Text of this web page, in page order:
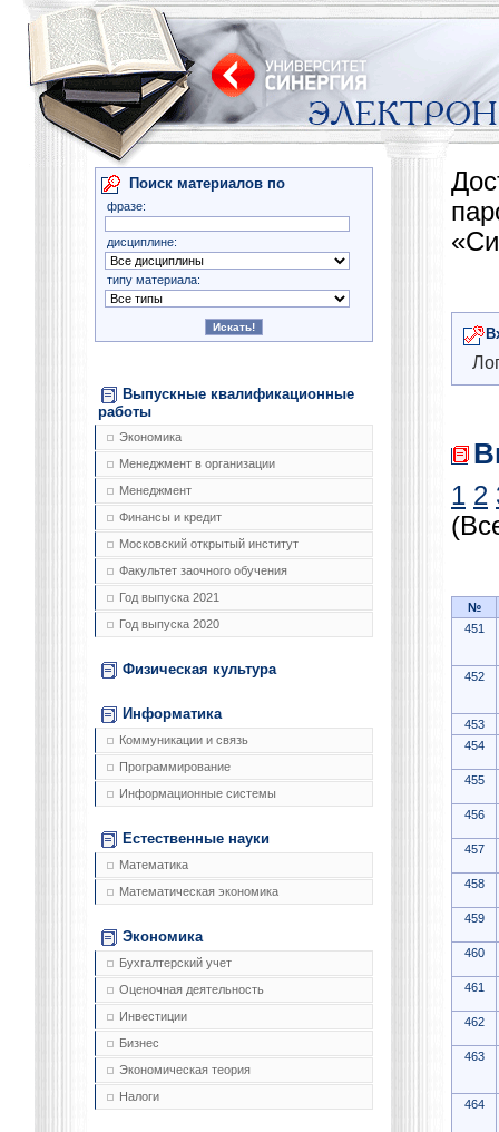
Поиск материалов по
фразе:
дисциплине:
типу материала:
Выпускные квалификационные
работы
Экономика
Менеджмент в организации
Менеджмент
Финансы и кредит
Московский открытый институт
Факультет заочного обучения
Год выпуска 2021
Год выпуска 2020
Физическая культура
Информатика
Коммуникации и связь
Программирование
Информационные системы
Естественные науки
Математика
Математическая экономика
Экономика
Бухгалтерский учет
Оценочная деятельность
Инвестиции
Бизнес
Экономическая теория
Налоги
1 2
№
451
452
453
454
455
456
457
458
459
460
461
462
463
464